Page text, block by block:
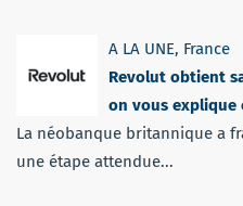
A LA UNE, France
Revolut obtient
on vous explique
La néobanque britannique a
une étape attendue...